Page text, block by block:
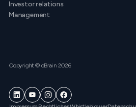
Investor relations
Management
Copyright © cBrain 2026